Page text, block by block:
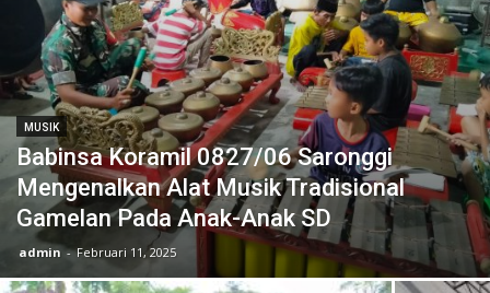
MUSIK
Babinsa Koramil 0827/06 Saronggi
Mengenalkan Alat Musik Tradisional
Gamelan Pada Anak-Anak SD
admin - Februari 11, 2025